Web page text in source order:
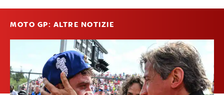
MOTO GP: ALTRE NOTIZIE